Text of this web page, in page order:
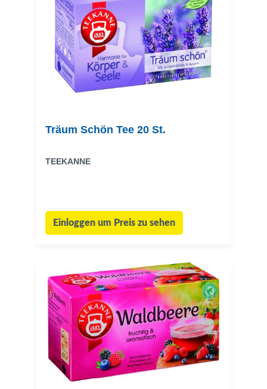
Träum Schön Tee 20 St.
TEEKANNE
Einloggen um Preis zu sehen